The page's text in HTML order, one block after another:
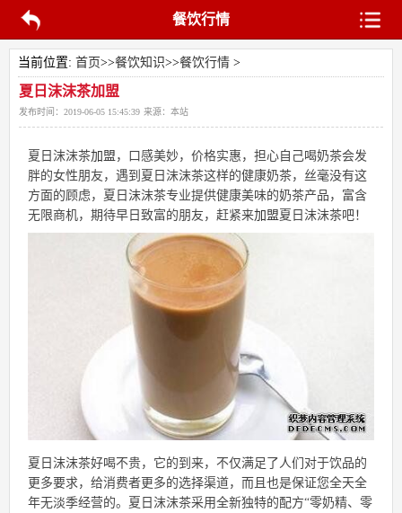
餐饮行情
当前位置: 首页>>餐饮知识>>餐饮行情>
夏日沫沫茶加盟
发布时间： 2019-06-05 15:45:39 来源： 本站
夏日沫沫茶加盟 ，口感美妙，价格实惠，担心自己喝奶茶会发
胖的女性朋友，遇到夏日沫沫茶这样的健康奶茶，丝毫没有这
方面的顾虑，夏日沫沫茶专业提供健康美味的奶茶产品，富含
无限商机，期待早日致富的朋友，赶紧来加盟夏日沫沫茶吧！
夏日沫沫茶好喝不贵，它的到来，不仅满足了人们对于饮品的
更多要求，给消费者更多的选择渠道，而且也是保证您全天全
年无淡季经营的。夏日沫沫茶采用全新独特的配方“零奶精、零